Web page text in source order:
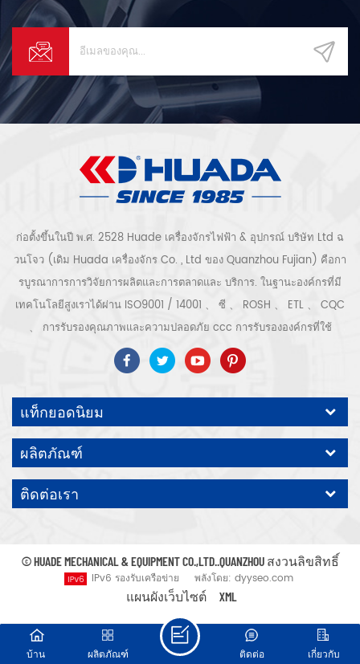
ก่อตั้งขึ้นในปี พ.ศ. 2528 Huade เครื่องจักรไฟฟ้า & อุปกรณ์ บริษัท Ltd ฉ
วนโจว (เดิม Huada เครื่องจักร Co. , Ltd ของ Quanzhou Fujian) คือกา
รบูรณาการการวิจัยการผลิตและการตลาดและ บริการ. ในฐานะองค์กรที่มี
เทคโนโลยีสูงเราได้ผ่าน ISO9001 / 14001 、 ซี 、 ROSH 、 ETL 、 CQC
、 การรับรองคุณภาพและความปลอดภัย ccc การรับรององค์กรที่ใช้
เทคโนโลยีขั้นสูง ฯลฯ ระบบและอุปกรณ์อัดอากาศ ได้แก่ แบบสกรู, ชนิดหอย
โข่ง, แบบไม่มีน้ำมัน, แบบเลื่อน, แบบลูกสูบ, เครื่องเป่า, ตัวกรอง, ท่อระบาย
น้ำ, พร้อมสายการผลิตเครื่องอัดอากาศที่สมบูรณ์ กว่า เครื่องอัดอากาศ 300
ชนิดสำหรับอุตสาหกรรม ผู้เชี่ยวชาญ. ของเรา บริษัท ได้สะสมมากกว่า
ประสบการณ์ 30 ปี จาก การหล่อชิ้นส่วนที่สำคัญที่สุดไปยังภาชนะรับแรงดัน
มอเตอร์ไฟฟ้าการแปรรูปชิ้นส่วนและอุปกรณ์ที่มีความแม่นยำ การประกอบ.
นอกจากนี้ บริษัท ของเราได้พัฒนากระบวนการหลักของเซอร์โวมอเตอร์แม่
เหล็กถาวรและได้รับสิทธิบัตรทางเทคนิคที่เกี่ยวข้องเพื่อนำไปสู่การ
คาดหวังปั๊มลมแบรนด์ของเราเอง ODM / OEM คือ ยอมรับ.
แท็กยอดนิยม
ผลิตภัณฑ์
ติดต่อเรา
© HUADE MECHANICAL & EQUIPMENT CO.,LTD..QUANZHOU สงวนลิขสิทธิ์
IPv6 รองรับเครือข่าย
พลังโดย: dyyseo.com
แผนผังเว็บไซต์
XML
บ้าน ผลิตภัณฑ์ เกี่ยวกับ
ติดต่อ